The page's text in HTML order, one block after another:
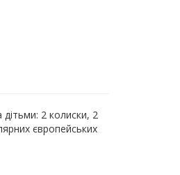
2 колиски, 2
європейських